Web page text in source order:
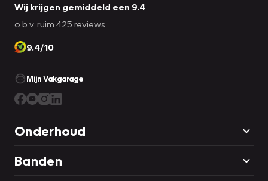
Wij krijgen gemiddeld een 9.4
o.b.v. ruim 425 reviews
9.4/10
Mijn Vakgarage
Onderhoud
Banden